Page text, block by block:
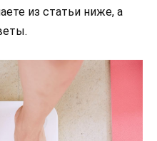
из статьи ниже, а